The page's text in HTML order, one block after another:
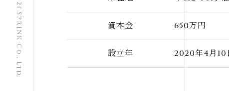
資本金 650万円
設立年 2020年4月10
© 2021 SPRINK Co., Ltd.